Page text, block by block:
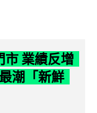
市 業績反增
潮「新鮮